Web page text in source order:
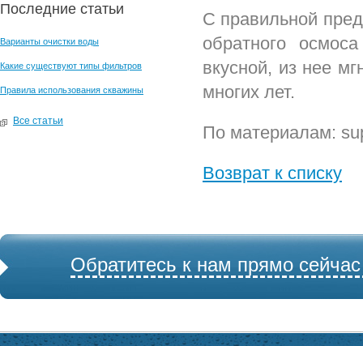
Последние статьи
Варианты очистки воды
Какие существуют типы фильтров
Правила использования скважины
Все статьи
С правильной
обратного
вкусной, из нее
многих лет.
По материалам:
Возврат к списку
Обратитесь к нам прямо